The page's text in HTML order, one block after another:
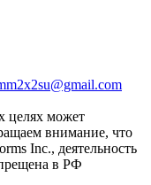
целях может
внимание, что
Inc., деятельность
в РФ